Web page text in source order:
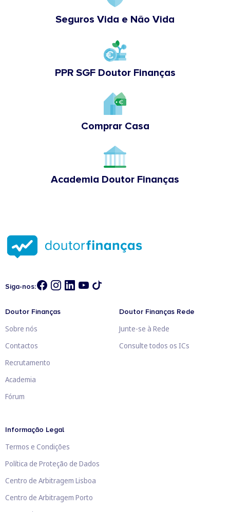
Seguros Vida e Não Vida
PPR SGF Doutor Finanças
Comprar Casa
Academia Doutor Finanças
Siga-nos:
Doutor Finanças
Sobre nós
Contactos
Recrutamento
Academia
Fórum
Doutor Finanças Rede
Junte-se à Rede
Consulte todos os ICs
Informação Legal
Termos e Condições
Política de Proteção de Dados
Centro de Arbitragem Lisboa
Centro de Arbitragem Porto